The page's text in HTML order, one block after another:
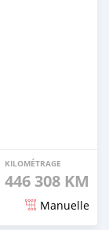
KILOMÉTRAGE
446 308 KM
Manuelle